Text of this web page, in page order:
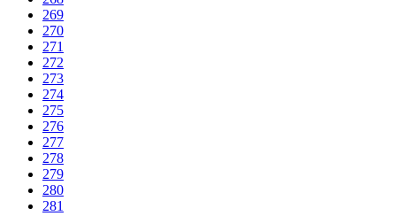
269
270
271
272
273
274
275
276
277
278
279
280
281